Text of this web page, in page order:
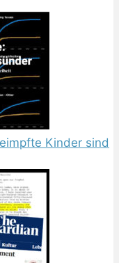
Kinder sind